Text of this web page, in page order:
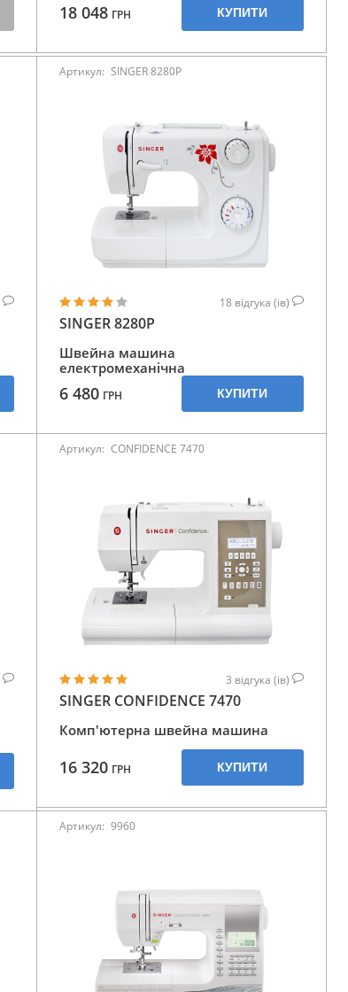
18 048 ГРН КУПИТИ
Артикул: SINGER 8280P
18 відгука (ів)
SINGER 8280P
Швейна машина
електромеханічна
6 480 ГРН КУПИТИ
Артикул: CONFIDENCE 7470
3 відгука (ів)
SINGER CONFIDENCE 7470
Комп'ютерна швейна машина
16 320 ГРН КУПИТИ
Артикул: 9960